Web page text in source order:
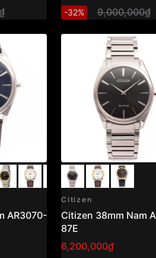
-32% 9,000,000₫
AR3070-
Citizen
Citizen 38mm Nam
87E
6,200,000₫